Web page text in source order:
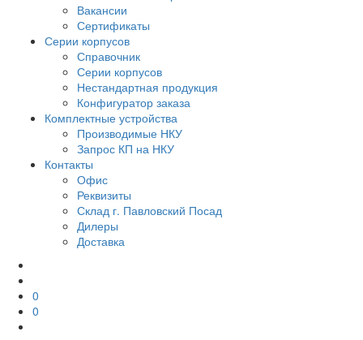
Вакансии
Сертификаты
Серии корпусов
Справочник
Серии корпусов
Нестандартная продукция
Конфигуратор заказа
Комплектные устройства
Производимые НКУ
Запрос КП на НКУ
Контакты
Офис
Реквизиты
Склад г. Павловский Посад
Дилеры
Доставка
0
0